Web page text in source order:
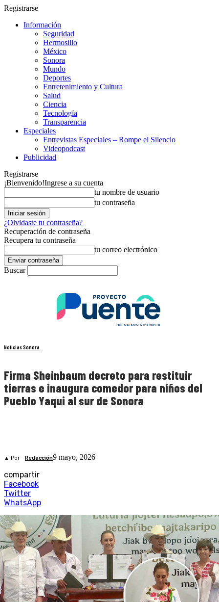
Registrarse
Información
Seguridad
Hermosillo
México
Sonora
Mundo
Deportes
Entretenimiento y Cultura
Salud
Ciencia
Tecnología
Transparencia
Especiales
Entrevistas Especiales – Rompe el Silencio
Videopodcast
Publicidad
Registrarse
¡Bienvenido!Ingrese a su cuenta
tu nombre de usuario
tu contraseña
¿Olvidaste tu contraseña?
Recuperación de contraseña
Recupera tu contraseña
tu correo electrónico
Buscar
Noticias Sonora
Firma Sheinbaum decreto para restituir
tierras e inaugura comedor para niños del
Pueblo Yaqui al sur de Sonora
▲ Por Redacción9 mayo, 2026
compartir
Facebook
Twitter
WhatsApp